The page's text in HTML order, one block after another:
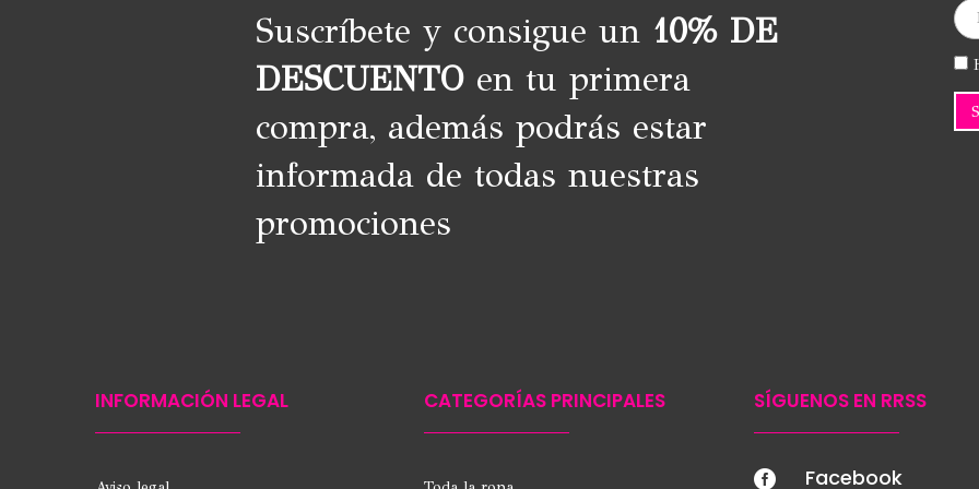
Suscríbete y consigue un 10% DE
DESCUENTO en tu primera
compra, además podrás estar
informada de todas nuestras
promociones
INFORMACIÓN LEGAL CATEGORÍAS PRINCIPALES SÍGUENOS EN RRSS
 Facebook